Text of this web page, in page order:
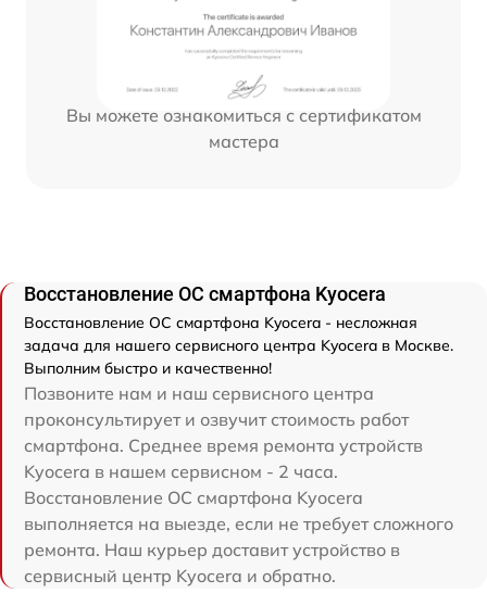
Вы можете ознакомиться с сертификатом
мастера
Восстановление ОС смартфона Kyocera
Восстановление ОС смартфона Kyocera - несложная
задача для нашего сервисного центра Kyocera в Москве.
Выполним быстро и качественно!
Позвоните нам и наш сервисного центра
проконсультирует и озвучит стоимость работ
смартфона. Среднее время ремонта устройств
Kyocera в нашем сервисном - 2 часа.
Восстановление ОС смартфона Kyocera
выполняется на выезде, если не требует сложного
ремонта. Наш курьер доставит устройство в
сервисный центр Kyocera и обратно.